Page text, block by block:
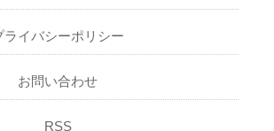
ライバシーポリシー
お問い合わせ
RSS